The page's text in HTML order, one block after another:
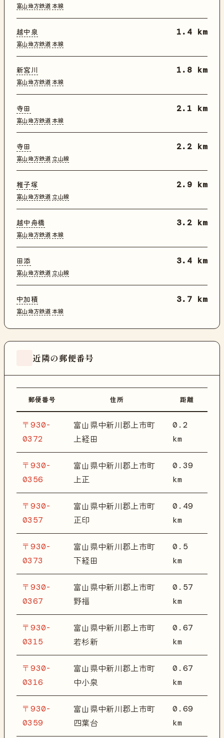
富山地方鉄道 本線
越中泉
富山地方鉄道 本線
1.4 km
新宮川
富山地方鉄道 本線
1.8 km
寺田
富山地方鉄道 本線
2.1 km
寺田
富山地方鉄道 立山線
2.2 km
稚子塚
富山地方鉄道 立山線
2.9 km
越中舟橋
富山地方鉄道 本線
3.2 km
田添
富山地方鉄道 立山線
3.4 km
中加積
富山地方鉄道 本線
3.7 km
近隣の郵便番号
郵便番号 住所 距離
〒930-
0372
富山県中新川郡上市町
上経田
0.2
km
〒930-
0356
富山県中新川郡上市町
上正
0.39
km
〒930-
0357
富山県中新川郡上市町
正印
0.49
km
〒930-
0373
富山県中新川郡上市町
下経田
0.5
km
〒930-
0367
富山県中新川郡上市町
野福
0.57
km
〒930-
0315
富山県中新川郡上市町
若杉新
0.67
km
〒930-
0316
富山県中新川郡上市町
中小泉
0.67
km
〒930-
0359
富山県中新川郡上市町
四葉台
0.69
km